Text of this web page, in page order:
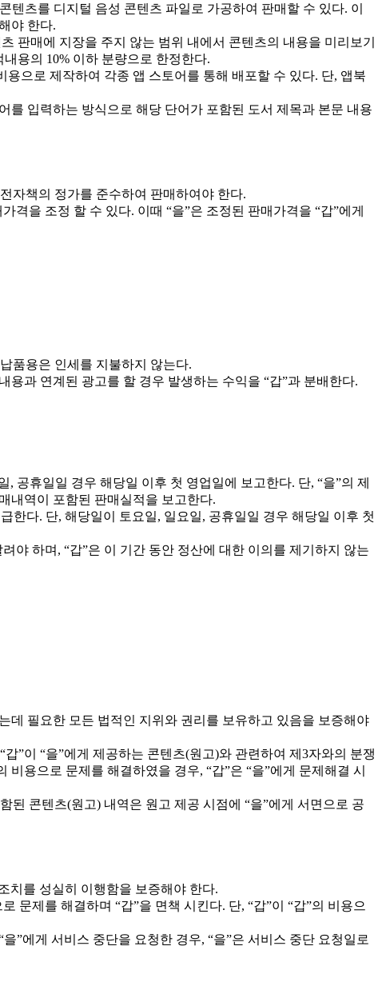
텐츠를 디지털 음성 콘텐츠 파일로 가공하여 판매할 수 있다. 이
야 한다.
판매에 지장을 주지 않는 범위 내에서 콘텐츠의 내용을 미리보기
용의 10% 이하 분량으로 한정한다.
으로 제작하여 각종 앱 스토어를 통해 배포할 수 있다. 단, 앱북
를 입력하는 방식으로 해당 단어가 포함된 도서 제목과 본문 내용
자책의 정가를 준수하여 판매하여야 한다.
을 조정 할 수 있다. 이때 “을”은 조정된 판매가격을 “갑”에게
품용은 인세를 지불하지 않는다.
용과 연계된 광고를 할 경우 발생하는 수익을 “갑”과 분배한다.
공휴일일 경우 해당일 이후 첫 영업일에 보고한다. 단, “을”의 제
내역이 포함된 판매실적을 보고한다.
한다. 단, 해당일이 토요일, 일요일, 공휴일일 경우 해당일 이후 첫
야 하며, “갑”은 이 기간 동안 정산에 대한 이의를 제기하지 않는
데 필요한 모든 법적인 지위와 권리를 보유하고 있음을 보증해야
”이 “을”에게 제공하는 콘텐츠(원고)와 관련하여 제3자와의 분쟁
비용으로 문제를 해결하였을 경우, “갑”은 “을”에게 문제해결 시
된 콘텐츠(원고) 내역은 원고 제공 시점에 “을”에게 서면으로 공
치를 성실히 이행함을 보증해야 한다.
문제를 해결하며 “갑”을 면책 시킨다. 단, “갑”이 “갑”의 비용으
”에게 서비스 중단을 요청한 경우, “을”은 서비스 중단 요청일로